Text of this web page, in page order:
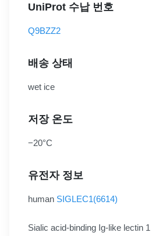
UniProt 수납 번호
Q9BZZ2
배송 상태
wet ice
저장 온도
−20°C
유전자 정보
human SIGLEC1(6614)
Sialic acid-binding Ig-like lectin